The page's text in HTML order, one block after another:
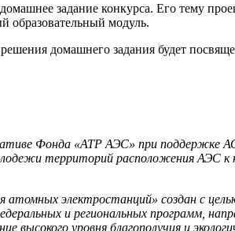
задание конкурса. Его тему
образовательный модуль.
домашнего задания будет
Фонда «АТР АЭС» при поддержке
территорий расположения АЭС к
электростанций» создан с
и региональных программ,
уровня благополучия и